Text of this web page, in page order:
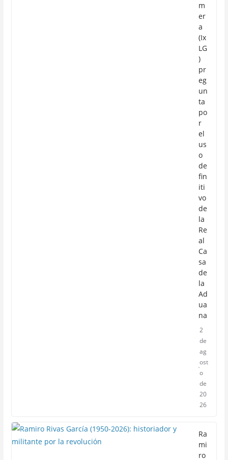
m
er
a
(Ix
LG
)
pr
eg
un
ta
po
r
el
us
o
de
fin
iti
vo
de
la
Re
al
Ca
sa
de
la
Ad
ua
na
2
de
ag
ost
o
de
20
26
Ra
mi
ro